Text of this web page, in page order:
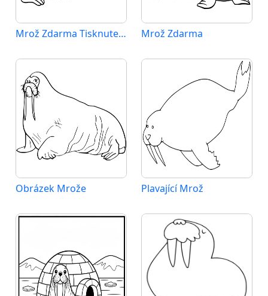
Mrož Zdarma Tisknutelný Mrož Zdarma
Obrázek Mrože Plavající Mrož